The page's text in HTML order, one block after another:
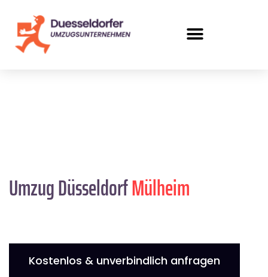
Umzug DüsseldorfMülheim
Kostenlos & unverbindlich anfragen